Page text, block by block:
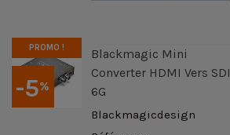
-5%
PROMO !
Blackmagic Mini
Converter HDMI Vers SDI
6G
Blackmagicdesign